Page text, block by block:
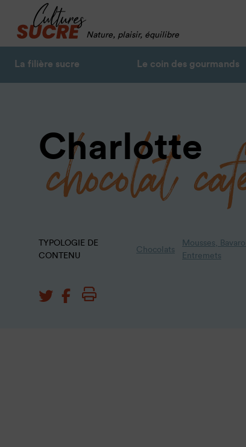
Nature, plaisir, équilibre
La filière sucre Le coin des gourmands
Charlotte
chocolat
TYPOLOGIE DE
CONTENU
Chocolats
Mousses,
Entremets